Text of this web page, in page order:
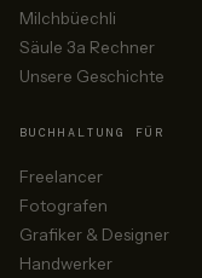
Milchbüechli
Säule 3a Rechner
Unsere Geschichte
BUCHHALTUNG FÜR
Freelancer
Fotografen
Grafiker & Designer
Handwerker